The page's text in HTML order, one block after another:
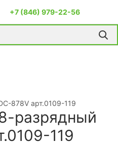
+7 (846) 979-22-56
878V арт.0109-119
разрядный
119